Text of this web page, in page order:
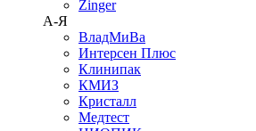
Zinger
А-Я
ВладМиВа
Интерсен Плюс
Клинипак
КМИЗ
Кристалл
Медтест